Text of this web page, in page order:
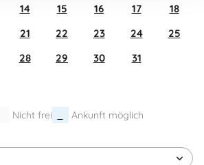
14 15 16 17
18
21 22 23 24
25
28 29 30
31
Nicht frei Ankunft möglich